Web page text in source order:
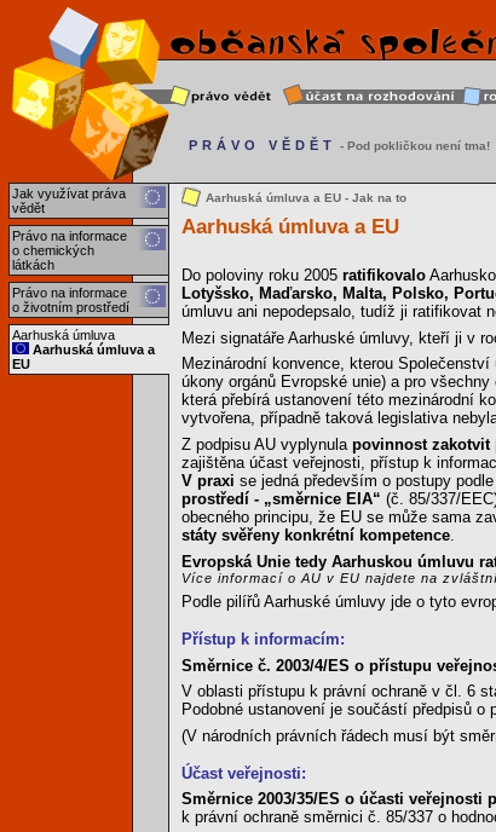
Jak využívat práva
vědět
Právo na informace
o chemických
látkách
Právo na informace
o životním prostředí
Aarhuská úmluva
Aarhuská úmluva a
EU
PRÁVO VĚDĚT
- Pod pokličkou není tma!
Aarhuská úmluva a EU - Jak na to
Aarhuská úmluva a EU
Do poloviny roku 2005 ratifikovalo
Lotyšsko, Maďarsko, Malta, Polsko,
úmluvu ani nepodepsalo, tudíž ji ratifikovat
Mezi signatáře Aarhuské úmluvy, kteří ji v
Mezinárodní konvence, kterou
úkony orgánů Evropské unie) a pro
která přebírá ustanovení této mezinárodní
vytvořena, případně taková legislativa
Z podpisu AU vyplynula povinnost zakotvit
zajištěna účast veřejnosti, přístup k
V praxi se jedná především o postupy podle
prostředí - „směrnice EIA“ (č. 85/337/
obecného principu, že EU se může sama
státy svěřeny konkrétní kompetence.
Evropská Unie tedy Aarhuskou úmluvu
Více informací o AU v EU najdete na
Podle pilířů Aarhuské úmluvy jde o tyto
Přístup k informacím:
Směrnice č. 2003/4/ES o přístupu
V oblasti přístupu k právní ochraně v čl. 6
Podobné ustanovení je součástí předpisů
(V národních právních řádech musí být
Účast veřejnosti:
Směrnice 2003/35/ES o účasti veřejnosti
k právní ochraně směrnici č. 85/337 o